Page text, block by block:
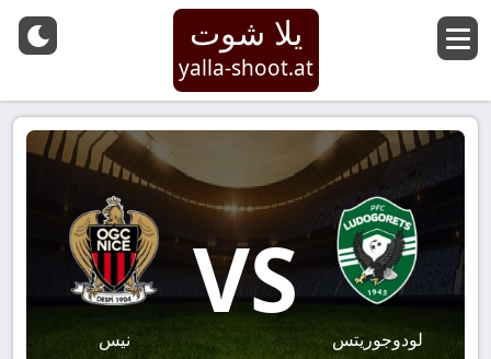
يلا شوت
yalla-shoot.at
لودوجوريتس
VS
نيس